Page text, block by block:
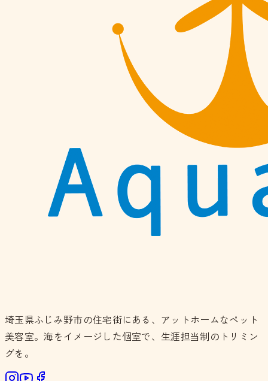
埼玉県ふじみ野市の住宅街にある、アットホームなペット
美容室。海をイメージした個室で、生涯担当制のトリミン
グを。